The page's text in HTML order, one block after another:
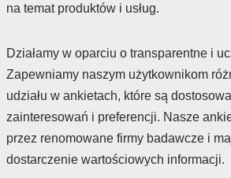
na temat produktów i usług.
Działamy w oparciu o transparentne i
Zapewniamy naszym użytkownikom
udziału w ankietach, które są
zainteresowań i preferencji. Nasze
przez renomowane firmy badawcze i
dostarczenie wartościowych informacji.